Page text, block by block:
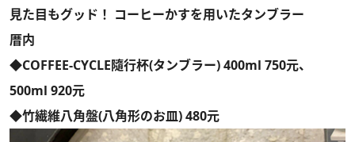
見た目もグッド！ コーヒーかすを用いたタンブラー
厝内
◆COFFEE-CYCLE隨行杯(タンブラー) 400ml 750元、
500ml 920元
◆竹繊維八角盤(八角形のお皿) 480元